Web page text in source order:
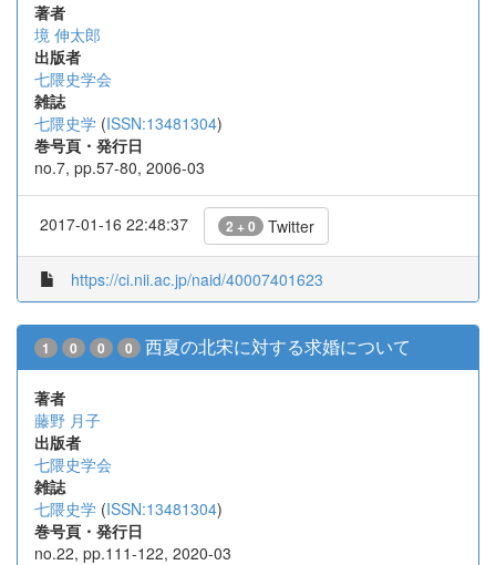
著者
境 伸太郎
出版者
七隈史学会
雑誌
七隈史学 (ISSN:13481304)
巻号頁・発行日
no.7, pp.57-80, 2006-03
2017-01-16 22:48:37 2 + 0 Twitter
https://ci.nii.ac.jp/naid/40007401623
1 0 0 0 西夏の北宋に対する求婚について
著者
藤野 月子
出版者
七隈史学会
雑誌
七隈史学 (ISSN:13481304)
巻号頁・発行日
no.22, pp.111-122, 2020-03